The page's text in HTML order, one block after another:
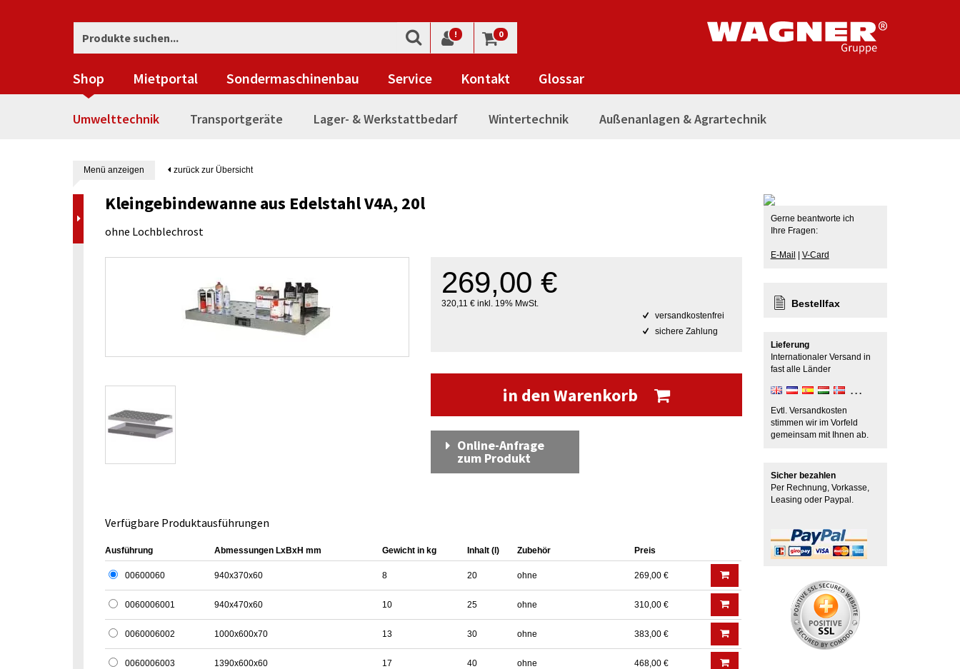
! 0
Shop Mietportal Sondermaschinenbau Service Kontakt Glossar
Umwelttechnik Transportgeräte Lager- & Werkstattbedarf Wintertechnik Außenanlagen & Agrartechnik
Menü anzeigen zurück zur Übersicht
Kleingebindewanne aus Edelstahl V4A, 20l
ohne Lochblechrost
269,00 €
320,11 € inkl. 19% MwSt.
versandkostenfrei
sichere Zahlung
in den Warenkorb
Online-Anfrage
zum Produkt
Verfügbare Produktausführungen
Ausführung Abmessungen LxBxH mm Gewicht in kg Inhalt (l) Zubehör Preis
00600060 940x370x60 8 20 ohne 269,00 €
0060006001 940x470x60 10 25 ohne 310,00 €
0060006002 1000x600x70 13 30 ohne 383,00 €
0060006003 1390x600x60 17 40 ohne 468,00 €
Gerne beantworte ich
Ihre Fragen:
E-Mail V-Card
Bestellfax
Lieferung
Internationaler Versand in
fast alle Länder
Evtl. Versandkosten
stimmen wir im Vorfeld
gemeinsam mit Ihnen ab.
Sicher bezahlen
Per Rechnung, Vorkasse,
Leasing oder Paypal.